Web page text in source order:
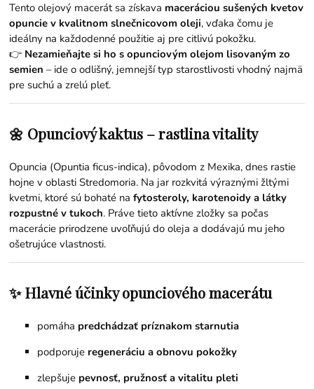
Tento olejový macerát sa získava maceráciou sušených kvetov
opuncie v kvalitnom slnečnicovom oleji, vďaka čomu je
ideálny na každodenné použitie aj pre citlivú pokožku.
👉 Nezamieňajte si ho s opunciovým olejom lisovaným zo
semien – ide o odlišný, jemnejší typ starostlivosti vhodný najmä
pre suchú a zrelú pleť.
🌼 Opunciový kaktus – rastlina vitality
Opuncia (Opuntia ficus-indica), pôvodom z Mexika, dnes rastie
hojne v oblasti Stredomoria. Na jar rozkvitá výraznými žltými
kvetmi, ktoré sú bohaté nafytosteroly, karotenoidy a látky
rozpustné v tukoch. Práve tieto aktívne zložky sa počas
macerácie prirodzene uvoľňujú do oleja a dodávajú mu jeho
ošetrujúce vlastnosti.
✨ Hlavné účinky opunciového macerátu
pomáha predchádzať príznakom starnutia
podporuje regeneráciu a obnovu pokožky
zlepšuje pevnosť, pružnosť a vitalitu pleti